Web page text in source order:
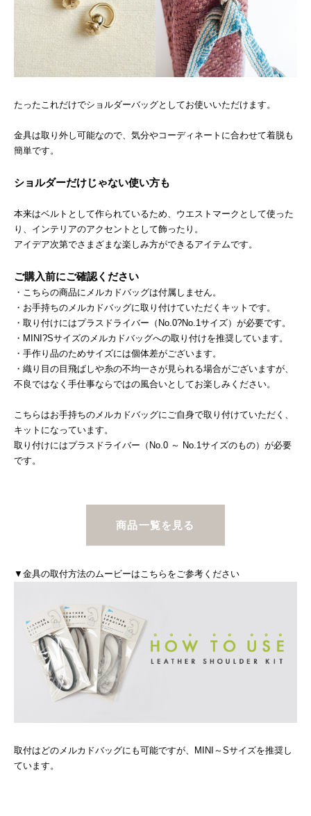
たったこれだけでショルダーバッグとしてお使いいただけます。
金具は取り外し可能なので、気分やコーディネートに合わせて着脱も
簡単です。
ショルダーだけじゃない使い方も
本来はベルトとして作られているため、ウエストマークとして使った
り、インテリアのアクセントとして飾ったり。
アイデア次第でさまざまな楽しみ方ができるアイテムです。
ご購入前にご確認ください
・こちらの商品にメルカドバッグは付属しません。
・お手持ちのメルカドバッグに取り付けていただくキットです。
・取り付けにはプラスドライバー（No.0?No.1サイズ）が必要です。
・MINI?Sサイズのメルカドバッグへの取り付けを推奨しています。
・手作り品のためサイズには個体差がございます。
・織り目の目飛ばしや糸の不均一さが見られる場合がございますが、
不良ではなく手仕事ならではの風合いとしてお楽しみください。
こちらはお手持ちのメルカドバッグにご自身で取り付けていただく、
キットになっています。
取り付けにはプラスドライバー（No.0 ～ No.1サイズのもの）が必要
です。
商品一覧を見る
▼金具の取付方法のムービーはこちらをご参考ください
取付はどのメルカドバッグにも可能ですが、MINI～Sサイズを推奨し
ています。